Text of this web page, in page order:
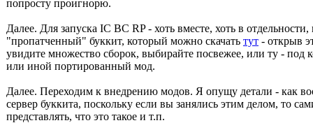
попросту проигнорю.
Далее. Для запуска IC BC RP - хоть вместе, хоть в
"пропатченный" буккит, который можно скачать тут - открыв
увидите множество сборок, выбирайте посвежее, или ту - под
или иной портированный мод.
Далее. Переходим к внедрению модов. Я опущу детали - как
сервер буккита, поскольку если вы занялись этим делом, то
представлять, что это такое и т.п.